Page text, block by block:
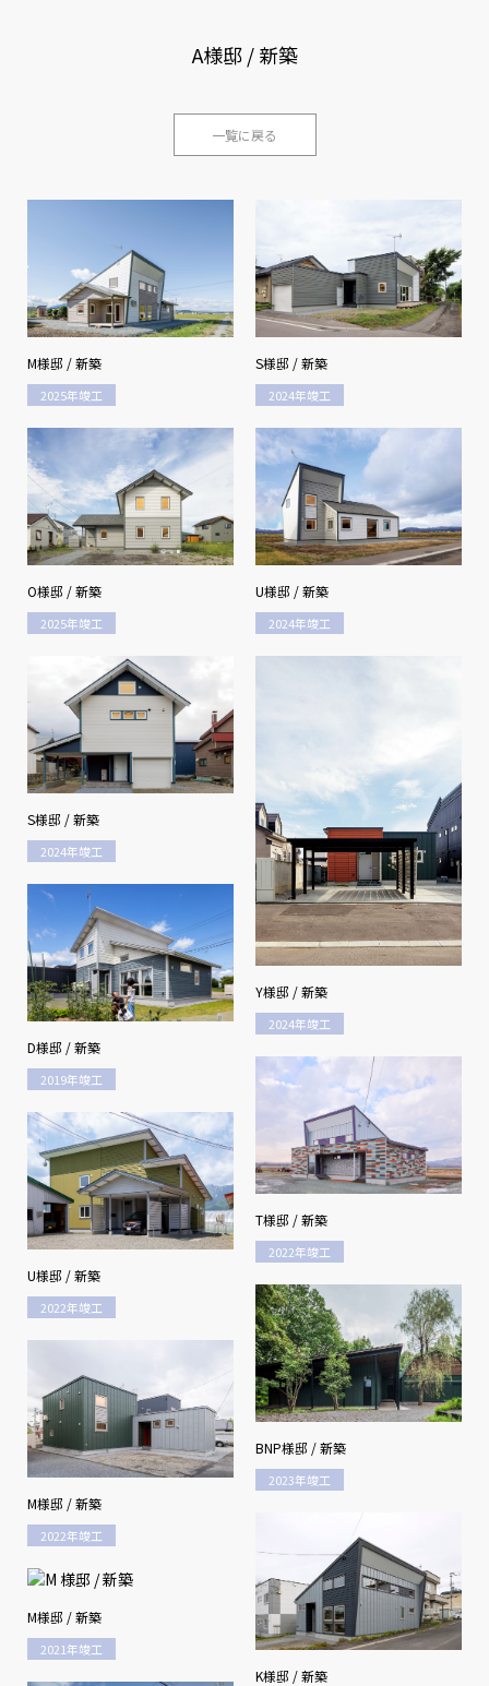
A様邸 / 新築
一覧に戻る
M様邸 / 新築
2025年竣工
S様邸 / 新築
2024年竣工
O様邸 / 新築
2025年竣工
U様邸 / 新築
2024年竣工
S様邸 / 新築
2024年竣工
Y様邸 / 新築
2024年竣工
D様邸 / 新築
2019年竣工
T様邸 / 新築
2022年竣工
U様邸 / 新築
2022年竣工
BNP様邸 / 新築
2023年竣工
M様邸 / 新築
2022年竣工
K様邸 / 新築
M様邸 / 新築
2021年竣工